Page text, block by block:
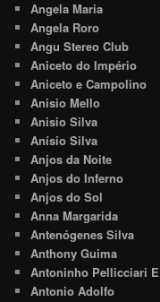
Angela Maria
Angela Roro
Angu Stereo Club
Aniceto do Império
Aniceto e Campolino
Anisio Mello
Anisio Silva
Anísio Silva
Anjos da Noite
Anjos do Inferno
Anjos do Sol
Anna Margarida
Antenógenes Silva
Anthony Guima
Antoninho Pellicciari
Antonio Adolfo